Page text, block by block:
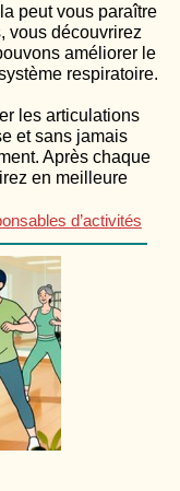
peut vous paraître
vous découvrirez
améliorer le
respiratoire.
les articulations
et sans jamais
Après chaque
en meilleure
d’activités